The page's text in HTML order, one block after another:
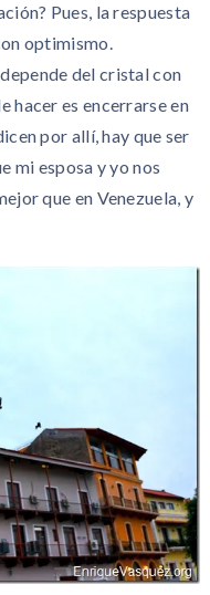
Pues, la respuesta
optimismo.
del cristal con
hacer es encerrarse en
por allí, hay que ser
mi esposa y yo nos
que en Venezuela, y